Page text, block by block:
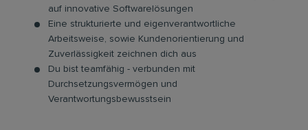
auf innovative Softwarelösungen
Eine strukturierte und eigenverantwortliche
Arbeitsweise, sowie Kundenorientierung und
Zuverlässigkeit zeichnen dich aus
Du bist teamfähig - verbunden mit
Durchsetzungsvermögen und
Verantwortungsbewusstsein